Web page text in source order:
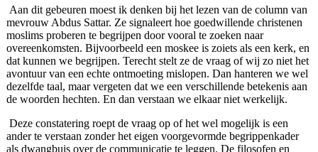
Aan dit gebeuren moest ik denken bij het lezen van de column van
mevrouw Abdus Sattar. Ze signaleert hoe goedwillende christenen
moslims proberen te begrijpen door vooral te zoeken naar
overeenkomsten. Bijvoorbeeld een moskee is zoiets als een kerk, en
dat kunnen we begrijpen. Terecht stelt ze de vraag of wij zo niet het
avontuur van een echte ontmoeting mislopen. Dan hanteren we wel
dezelfde taal, maar vergeten dat we een verschillende betekenis aan
de woorden hechten. En dan verstaan we elkaar niet werkelijk.
Deze constatering roept de vraag op of het wel mogelijk is een
ander te verstaan zonder het eigen voorgevormde begrippenkader
als dwangbuis over de communicatie te leggen. De filosofen en